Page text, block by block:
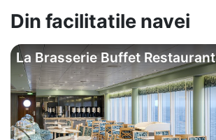
Din facilitatile navei
La Brasserie Buffet Restaurant